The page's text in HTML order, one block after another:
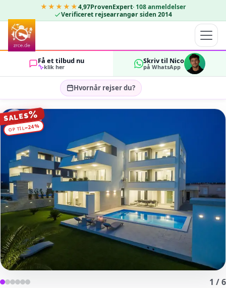
★★★★★4,97ProvenExpert· 108 anmeldelser
Verificeret rejsearrangør siden 2014
Få et tilbud nu
klik her
Skriv til Nico
på WhatsApp
Hvornår rejser du?
Vælg rejsedatoer…
GÆSTER
2 OK
1 /6
SALES%
OP TIL−24%